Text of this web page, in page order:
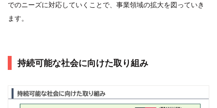
でのニーズに対応していくことで、事業領域の拡大を図っていき
ます。
持続可能な社会に向けた取り組み